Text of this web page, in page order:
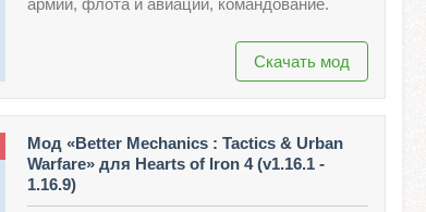
Скачать мод
Мод «Better Mechanics : Tactics & Urban
Warfare» для Hearts of Iron 4 (v1.16.1 -
1.16.9)